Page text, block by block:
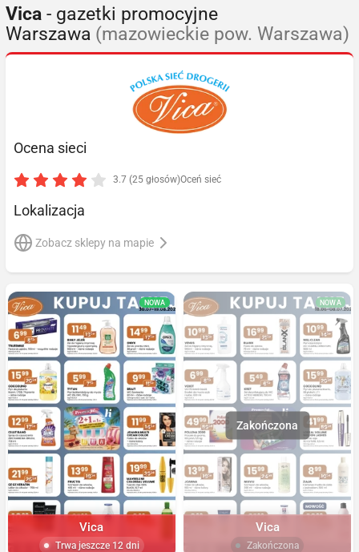
Vica - gazetki promocyjne
Warszawa (mazowieckie pow. Warszawa)
Ocena sieci
3.7 (25 głosów)Oceń sieć
Lokalizacja
Zobacz sklepy na mapie
NOWA
Vica
Trwa jeszcze 12 dni
NOWA
Vica
Zakończona